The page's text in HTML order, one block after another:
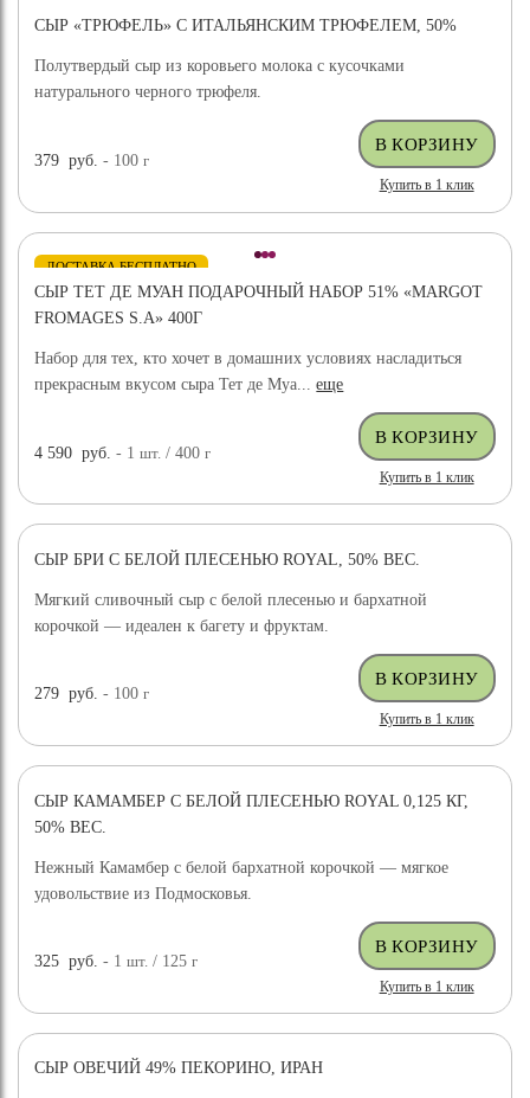
СЫР «ТРЮФЕЛЬ» С ИТАЛЬЯНСКИМ ТРЮФЕЛЕМ, 50%
Полутвердый сыр из коровьего молока с кусочками
натурального черного трюфеля.
379 руб. - 100г
Купить в 1 клик
ДОСТАВКА БЕСПЛАТНО
СЫР ТЕТ ДЕ МУАН ПОДАРОЧНЫЙ НАБОР 51% «MARGOT
FROMAGES S.A» 400Г
Набор для тех, кто хочет в домашних условиях насладиться
прекрасным вкусом сыра Тет де Муа...еще
4 590 руб. - 1шт. / 400г
Купить в 1 клик
СЫР БРИ С БЕЛОЙ ПЛЕСЕНЬЮ ROYAL, 50% ВЕС.
Мягкий сливочный сыр с белой плесенью и бархатной
корочкой — идеален к багету и фруктам.
279 руб. - 100г
Купить в 1 клик
СЫР КАМАМБЕР С БЕЛОЙ ПЛЕСЕНЬЮ ROYAL 0,125 КГ,
50% ВЕС.
Нежный Камамбер с белой бархатной корочкой — мягкое
удовольствие из Подмосковья.
325 руб. - 1шт. / 125г
Купить в 1 клик
ХИТ ПРОДАЖ
СЫР ОВЕЧИЙ 49% ПЕКОРИНО, ИРАН